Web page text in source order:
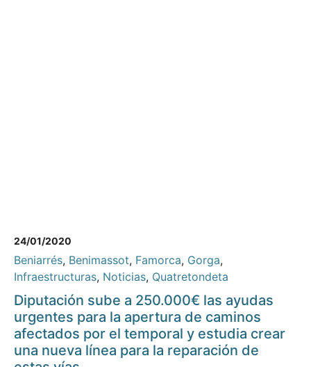
24/01/2020
Beniarrés, Benimassot, Famorca, Gorga,
Infraestructuras, Noticias, Quatretondeta
Diputación sube a 250.000€ las ayudas
urgentes para la apertura de caminos
afectados por el temporal y estudia crear
una nueva línea para la reparación de